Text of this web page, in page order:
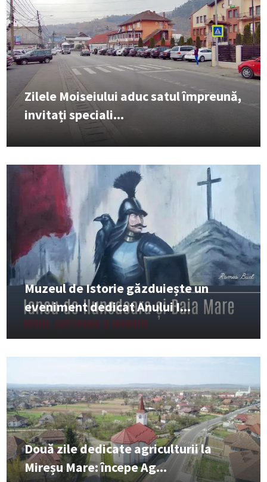
Zilele Moiseiului aduc satul împreună,
invitați speciali...
Muzeul de Istorie găzduiește un
eveniment dedicat Anului I...
Două zile dedicate agriculturii la
Mireșu Mare: începe Ag...